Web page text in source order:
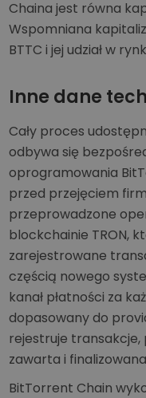
Chaina jest równa
Wspomniana
BTTC i jej udział w
Inne dane
Cały proces
odbywa się
oprogramowania
przed przejęciem
przeprowadzone
blockchainie TRON,
zarejestrowane
częścią nowego
kanał płatności za
dopasowany do
rejestruje transakcje,
zawarta i
BitTorrent Chain